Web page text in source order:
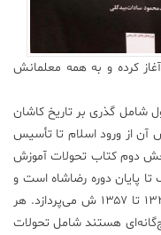
کرده و به همه معلمانش
شامل گذری بر تاریخ کاشان
از ورود اسلام تا تأسیس
می‌پردازد. بخش دوم کتاب تحولات آموزش
تا پایان دوره رضاشاه است و
بخش سوم به تحولات آموزش و پرورش از ۱۳۲۰ تا ۱۳۵۷ ش می‌پردازد. هر
هستند شامل تحولات